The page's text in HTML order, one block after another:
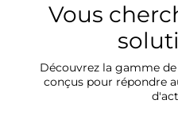
Vous
Découvrez la gamme
conçus pour répondre